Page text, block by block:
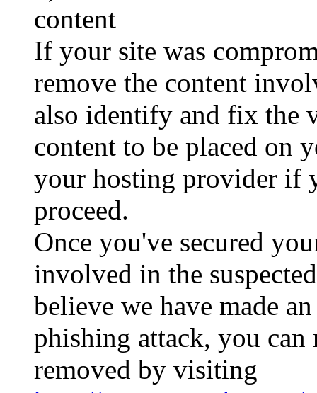
content
If your site was
remove the content
also identify and fix the
content to be placed on
your hosting provider if
proceed.
Once you've secured
involved in the
believe we have made
phishing attack, you can
removed by visiting